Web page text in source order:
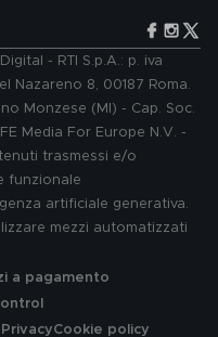
- RTI S.p.A.: p. iva
Nazareno 8, 00187 Roma.
Monzese (MI) - Cap. Soc.
Media For Europe N.V. -
trasmessi e/o
funzionale
artificiale generativa.
mezzi automatizzati
a pagamento
PrivacyCookie policy